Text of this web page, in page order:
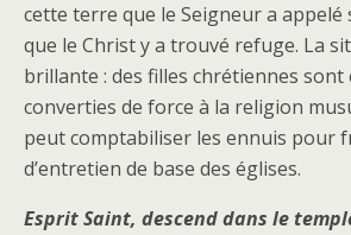
cette terre que le Seigneur a appelé
que le Christ y a trouvé refuge. La
brillante : des filles chrétiennes sont
converties de force à la religion
peut comptabiliser les ennuis pour
d’entretien de base des églises.
Esprit Saint, descend dans le